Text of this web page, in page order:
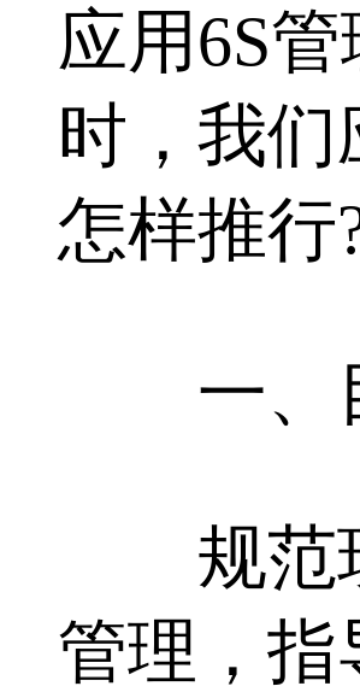
应用6S管
时，我们
怎样推行
一、
规范
管理，指